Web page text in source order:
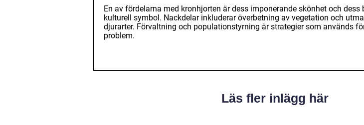
En av fördelarna med kronhjorten är dess imponerande skönhet och dess
kulturell symbol. Nackdelar inkluderar överbetning av vegetation och
djurarter. Förvaltning och populationstyrning är strategier som används
problem.
Läs fler inlägg här